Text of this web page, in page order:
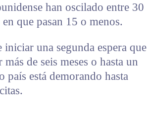
han oscilado entre 30
que pasan 15 o menos.
iniciar una segunda espera que
de seis meses o hasta un
está demorando hasta